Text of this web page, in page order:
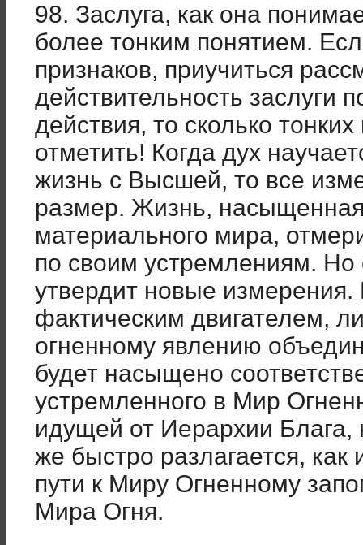
98. Заслуга, как она
более тонким понятием.
признаков, приучиться
действительность заслуги
действия, то сколько
отметить! Когда дух
жизнь с Высшей, то все
размер. Жизнь,
материального мира,
по своим устремлениям.
утвердит новые
фактическим двигателем,
огненному явлению
будет насыщено
устремленного в Мир
идущей от Иерархии Блага,
же быстро разлагается,
пути к Миру Огненному
Мира Огня.